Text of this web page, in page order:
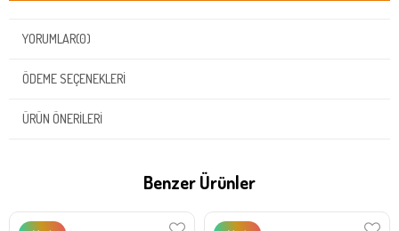
YORUMLAR(0)
ÖDEME SEÇENEKLERI
ÜRÜN ÖNERILERI
Benzer Ürünler